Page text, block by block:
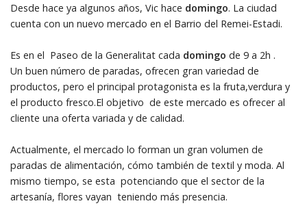
Desde hace ya algunos años, Vic hace domingo. La ciudad
cuenta con un nuevo mercado en el Barrio del Remei-Estadi.
Es en el Paseo de la Generalitat cada domingo de 9 a 2h .
Un buen número de paradas, ofrecen gran variedad de
productos, pero el principal protagonista es la fruta,verdura y
el producto fresco.El objetivo de este mercado es ofrecer al
cliente una oferta variada y de calidad.
Actualmente, el mercado lo forman un gran volumen de
paradas de alimentación, cómo también de textil y moda. Al
mismo tiempo, se esta potenciando que el sector de la
artesanía, flores vayan teniendo más presencia.